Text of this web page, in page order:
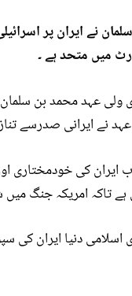
نے ایران پر
میں متحد ہے ۔
ولی عہد محمد بن
نے ایرانی صدرسے
کی خودمختاری
تاکہ امریکہ جنگ میں
دنیا ایران کی